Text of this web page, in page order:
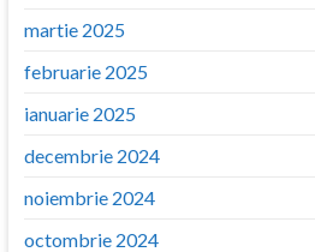
martie 2025
februarie 2025
ianuarie 2025
decembrie 2024
noiembrie 2024
octombrie 2024